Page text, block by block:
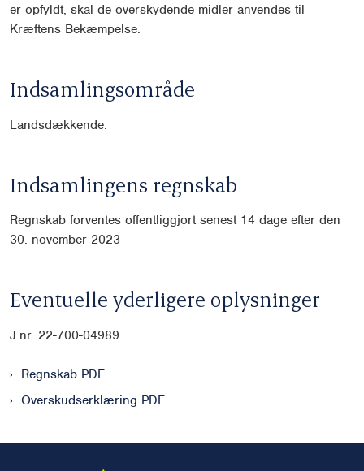
er opfyldt, skal de overskydende midler anvendes til
Kræftens Bekæmpelse.
Indsamlingsområde
Landsdækkende.
Indsamlingens regnskab
Regnskab forventes offentliggjort senest 14 dage efter den
30. november 2023
Eventuelle yderligere oplysninger
J.nr. 22-700-04989
Regnskab PDF
Overskudserklæring PDF